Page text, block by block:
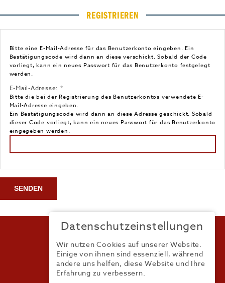
REGISTRIEREN
Bitte eine E-Mail-Adresse für das Benutzerkonto eingeben. Ein
Bestätigungscode wird dann an diese verschickt. Sobald der Code
vorliegt, kann ein neues Passwort für das Benutzerkonto festgelegt
werden.
E-Mail-Adresse: *
Bitte die bei der Registrierung des Benutzerkontos verwendete E-
Mail-Adresse eingeben.
Ein Bestätigungscode wird dann an diese Adresse geschickt. Sobald
dieser Code vorliegt, kann ein neues Passwort für das Benutzerkonto
eingegeben werden.
SENDEN
Ad can do GmbH & Co. KG
Datenschutzeinstellungen
Wir nutzen Cookies auf unserer Website.
Einige von ihnen sind essenziell, während
andere uns helfen, diese Website und Ihre
Erfahrung zu verbessern.